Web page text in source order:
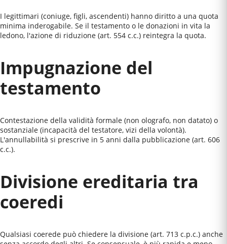
I legittimari (coniuge, figli, ascendenti) hanno diritto a una quota
minima inderogabile. Se il testamento o le donazioni in vita la
ledono, l'azione di riduzione (art. 554 c.c.) reintegra la quota.
Impugnazione del
testamento
Contestazione della validità formale (non olografo, non datato) o
sostanziale (incapacità del testatore, vizi della volontà).
L'annullabilità si prescrive in 5 anni dalla pubblicazione (art. 606
c.c.).
Divisione ereditaria tra
coeredi
Qualsiasi coerede può chiedere la divisione (art. 713 c.p.c.) anche